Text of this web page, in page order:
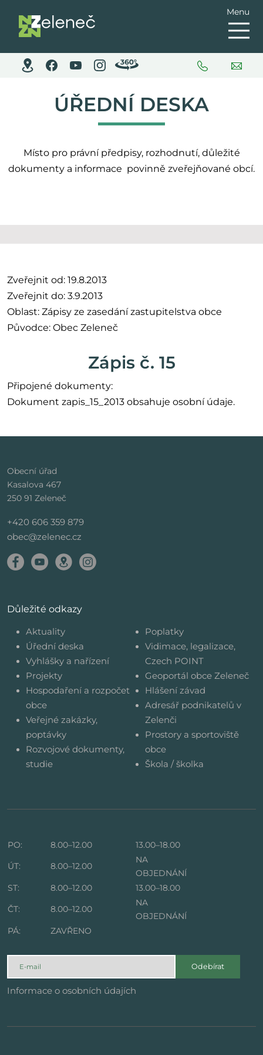
Menu
ÚŘEDNÍ DESKA
Místo pro právní předpisy, rozhodnutí, důležité
dokumenty a informace povinně zveřejňované obcí.
Zveřejnit od: 19.8.2013
Zveřejnit do: 3.9.2013
Oblast: Zápisy ze zasedání zastupitelstva obce
Původce: Obec Zeleneč
Zápis č. 15
Připojené dokumenty:
Dokument zapis_15_2013 obsahuje osobní údaje.
Obecní úřad
Kasalova 467
250 91 Zeleneč
+420 606 359 879
obec@zelenec.cz
Důležité odkazy
Aktuality
Úřední deska
Vyhlášky a nařízení
Projekty
Hospodaření a rozpočet
obce
Veřejné zakázky,
poptávky
Rozvojové dokumenty,
studie
Poplatky
Vidimace, legalizace,
Czech POINT
Geoportál obce Zeleneč
Hlášení závad
Adresář podnikatelů v
Zelenči
Prostory a sportoviště
obce
Škola / školka
PO: 8.00–12.00
13.00–18.00
ÚT:
8.00–12.00
NA
OBJEDNÁNÍ
ST:
8.00–12.00
13.00–18.00
ČT:
8.00–12.00
NA
OBJEDNÁNÍ
PÁ:
ZAVŘENO
Odebírat
Informace o osobních údajích